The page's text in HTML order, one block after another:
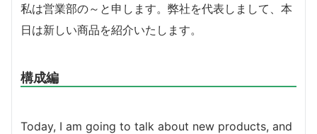
私は営業部の～と申します。弊社を代表しまして、本
日は新しい商品を紹介いたします。
構成編
Today, I am going to talk about new products, and